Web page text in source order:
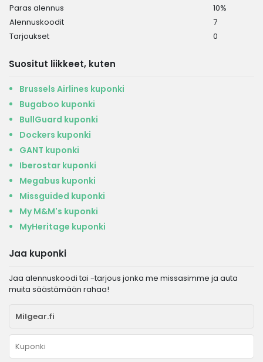
Paras alennus
10%
Alennuskoodit
7
Tarjoukset
0
Suositut liikkeet, kuten
Brussels Airlines kuponki
Bugaboo kuponki
BullGuard kuponki
Dockers kuponki
GANT kuponki
Iberostar kuponki
Megabus kuponki
Missguided kuponki
My M&M's kuponki
MyHeritage kuponki
Jaa kuponki
Jaa alennuskoodi tai -tarjous jonka me missasimme ja auta
muita säästämään rahaa!